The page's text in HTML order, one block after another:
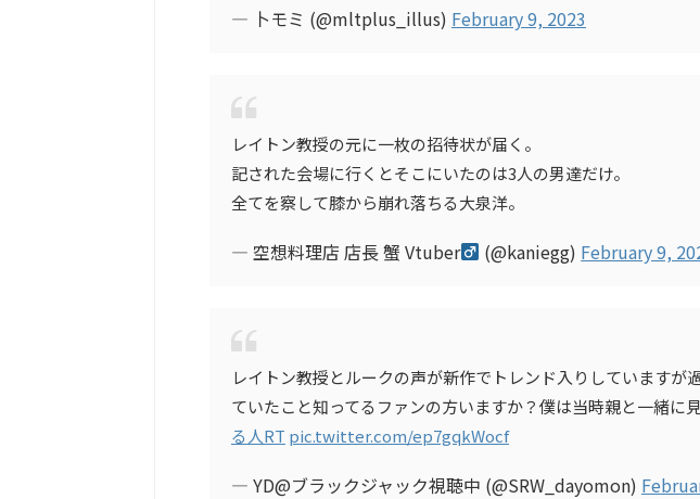
— 卜モミ (@mltplus_illus) February 9, 2023
レイトン教授の元に一枚の招待状が届く。
記された会場に行くとそこにいたのは3人の男達だけ。
全てを察して膝から崩れ落ちる大泉洋。
— 空想料理店 店長 蟹 Vtuber (@kaniegg) February 9,
レイトン教授とルークの声が新作でトレンド入りしていますが
ていたこと知ってるファンの方いますか？僕は当時親と一緒に
る人RT pic.twitter.com/ep7gqkWocf
— YD@ブラックジャック視聴中 (@SRW_dayomon)